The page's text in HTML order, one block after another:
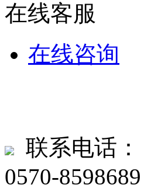
在线客服
在线咨询
联系电话：
0570-8598689